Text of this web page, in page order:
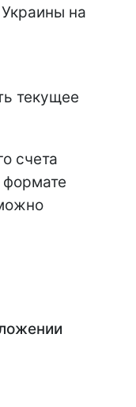
на
текущее
счета
формате